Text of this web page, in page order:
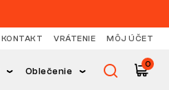
KONTAKT VRÁTENIE MÔJ ÚČET
Oblečenie
0